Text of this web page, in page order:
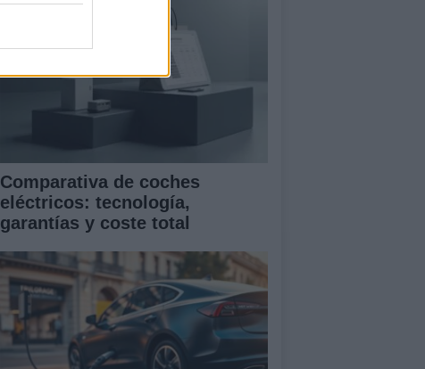
Comparativa de coches
eléctricos: tecnología,
garantías y coste total